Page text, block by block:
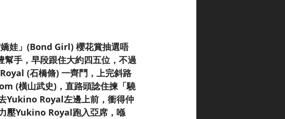
娃」(Bond Girl) 櫻花賞抽選唔
手，早段跟住大約四五位，不過
(石橋脩) 一齊鬥，上完斜路
(橫山武史)，直路頭諗住揀「驍
Yukino Royal左邊上前，衝得仲
壓Yukino Royal跑入亞席，喺